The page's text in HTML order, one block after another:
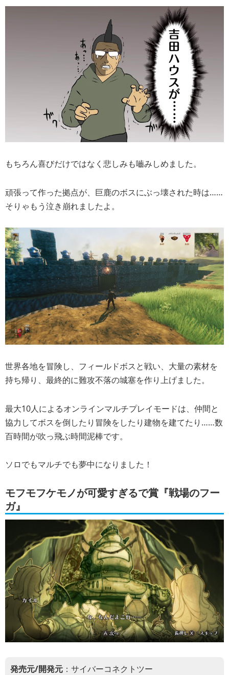
もちろん喜びだけではなく悲しみも嚙みしめました。
頑張って作った拠点が、巨鹿のボスにぶっ壊された時は……
そりゃもう泣き崩れましたよ。
世界各地を冒険し、フィールドボスと戦い、大量の素材を
持ち帰り、最終的に難攻不落の城塞を作り上げました。
最大10人によるオンラインマルチプレイモードは、仲間と
協力してボスを倒したり冒険をしたり建物を建てたり……数
百時間が吹っ飛ぶ時間泥棒です。
ソロでもマルチでも夢中になりました！
モフモフケモノが可愛すぎるで賞『戦場のフー
ガ』
発売元/開発元 ：サイバーコネクトツー